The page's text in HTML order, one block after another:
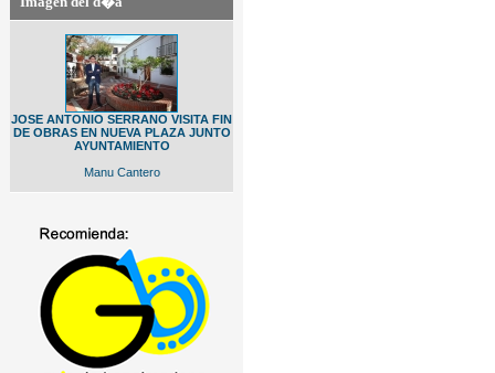
JOSE ANTONIO SERRANO VISITA FIN
DE OBRAS EN NUEVA PLAZA JUNTO
AYUNTAMIENTO
Manu Cantero